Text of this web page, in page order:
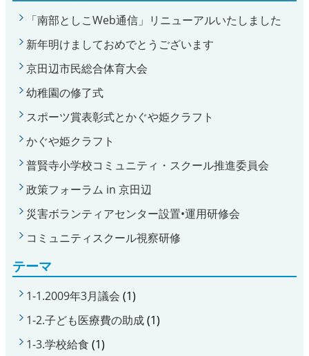
「南部としこWeb通信」リニューアルいたしました
新年明けましておめでとうございます
京田辺市民総合体育大会
幼稚園の修了式
スポーツ賞表彰式とかぐや姫クラフト
かぐや姫クラフト
普賢寺小学校コミュニティ・スクール推進委員会
政策フォーラム in 京田辺
災害ボランティアセンター設置•運用研修会
コミュニティスクール視察研修
テーマ
1-1.2009年3月議会 (1)
1-2.子ども医療費の助成(1)
1-3.学校給食 (1)